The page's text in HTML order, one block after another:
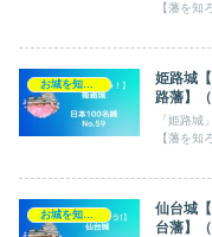
【藩を知
お城を知ろう！（日本100名城）
姫路城
路藩】
「姫路城
【藩を知
お城を知ろう！（日本100名城）
仙台城
台藩】